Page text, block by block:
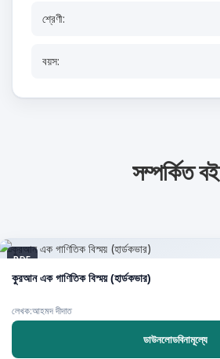
শ্রেণী:
বয়স:
সম্পর্কিত বই
PDF
কুরআন এক গাণিতিক বিস্ময় (হার্ডকভার)
লেখক:আহমদ দীদাত
ডাউনলোডবিনামূল্যে